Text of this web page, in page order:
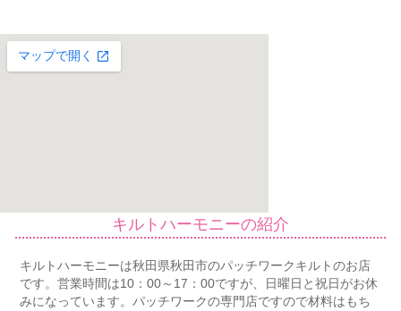
キルトハーモニーの紹介
キルトハーモニーは秋田県秋田市のパッチワークキルトのお店
です。営業時間は10：00～17：00ですが、日曜日と祝日がお休
みになっています。パッチワークの専門店ですので材料はもち